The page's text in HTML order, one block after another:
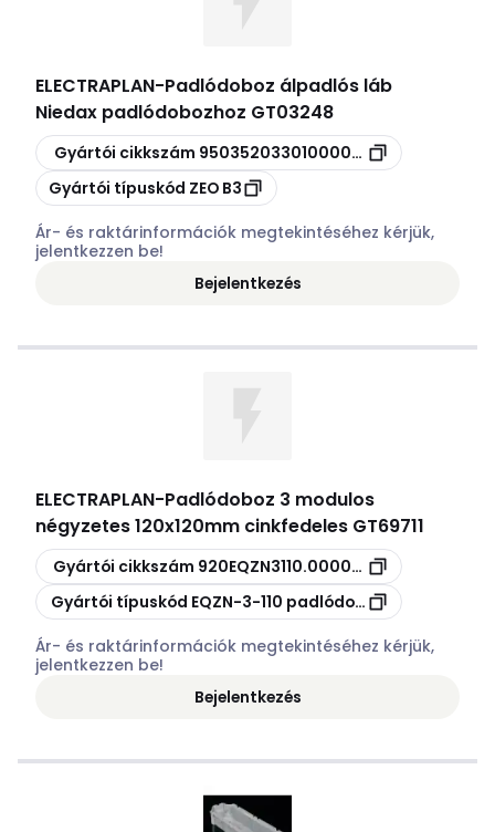
ELECTRAPLAN-Padlódoboz álpadlós láb
Niedax padlódobozhoz GT03248
Másolás
Gyártói cikkszám 95035203301000000001
Másolás
Gyártói típuskód ZEO B3
Ár- és raktárinformációk megtekintéséhez kérjük,
jelentkezzen be!
Bejelentkezés
ELECTRAPLAN-Padlódoboz 3 modulos
négyzetes 120x120mm cinkfedeles GT69711
Másolás
Gyártói cikkszám 920EQZN3110.00000001
Másolás
Gyártói típuskód EQZN-3-110 padlódoboz
Ár- és raktárinformációk megtekintéséhez kérjük,
jelentkezzen be!
Bejelentkezés